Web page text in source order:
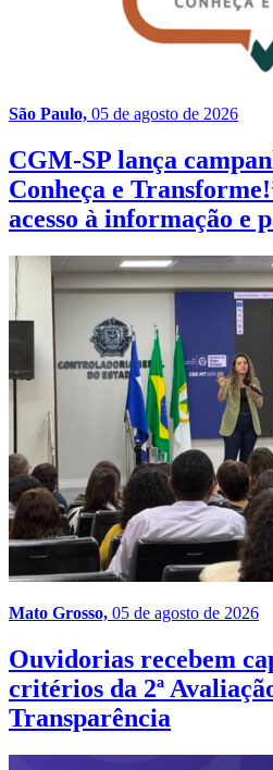
São Paulo, 05 de agosto de 2026
CGM-SP lança
Conheça e
acesso à informação e
Mato Grosso, 05 de agosto de 2026
Ouvidorias recebem
critérios da 2ª
Transparência